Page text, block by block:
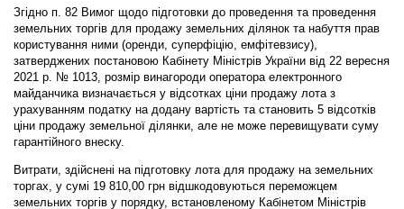
Згідно п. 82 Вимог щодо підготовки до проведення та проведення
земельних торгів для продажу земельних ділянок та набуття прав
користування ними (оренди, суперфіцію, емфітевзису),
затверджених постановою Кабінету Міністрів України від 22 вересня
2021 р. № 1013, розмір винагороди оператора електронного
майданчика визначається у відсотках ціни продажу лота з
урахуванням податку на додану вартість та становить 5 відсотків
ціни продажу земельної ділянки, але не може перевищувати суму
гарантійного внеску.
Витрати, здійснені на підготовку лота для продажу на земельних
торгах, у сумі 19 810,00 грн відшкодовуються переможцем
земельних торгів у порядку, встановленому Кабінетом Міністрів